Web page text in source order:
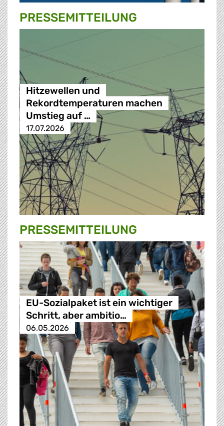
PRESSE­MITTEILUNG
Hitzewellen und
Rekordtemperaturen machen
Umstieg auf …
17.07.2026
PRESSE­MITTEILUNG
EU-Sozialpaket ist ein wichtiger
Schritt, aber ambitio…
06.05.2026